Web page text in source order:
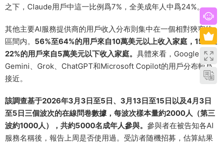
之下，Claude用戶中這一比例爲7%，全美成年人中爲24%。
其他主要AI服務提供商的用戶收入分布則集中在一個相對狹窄的
區間内。 56%至64%的用戶來自10萬美元以上收入家庭，15%至
22%的用戶來自5萬美元以下收入家庭。 具體來看，Google
Gemini、Grok、ChatGPT和Microsoft Copilot的用戶分布較爲
接近。
該調查基于2026年3月3日至5日、3月13日至15日以及4月3日
至5日三個波次的在線問卷數據，每波次樣本量約2000人（第三
波約1000人），共約5000名成年人參與。 參與者在被告知各AI
服務名稱後，報告上周是否使用過。受訪者随機招募，估算結果